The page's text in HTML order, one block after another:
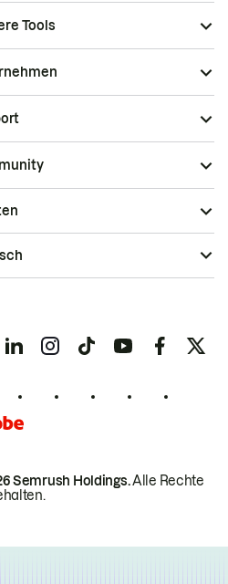
Tools
Semrush Holdings.Alle Rechte